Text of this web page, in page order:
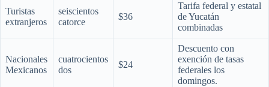
Turistas
extranjeros
seiscientos
catorce
$36
Tarifa federal y estatal
de Yucatán
combinadas
Nacionales
Mexicanos
cuatrocientos
dos
$24
Descuento con
exención de tasas
federales los
domingos.